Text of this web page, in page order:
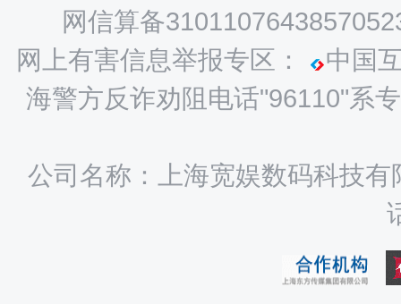
网信算备
网上有害信息举报专区：
中国
海警方反诈劝阻电话"96110"系
公司名称：上海宽娱数码科技有